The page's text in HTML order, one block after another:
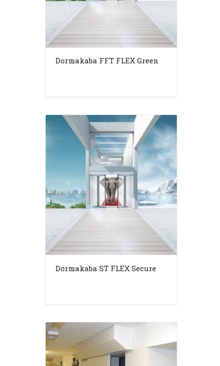
Dormakaba FFT FLEX Green
Dormakaba ST FLEX Secure